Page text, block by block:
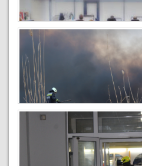
Regionális gyakorlat és
2022-05-05
Melléképület lángolt
Gömbös Norbert tűzoltó
2022-04-08